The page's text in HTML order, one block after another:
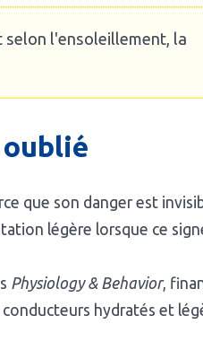
selon l'ensoleillement, la
que son danger est
légère lorsque ce
Physiology & Behavior,
hydratés et